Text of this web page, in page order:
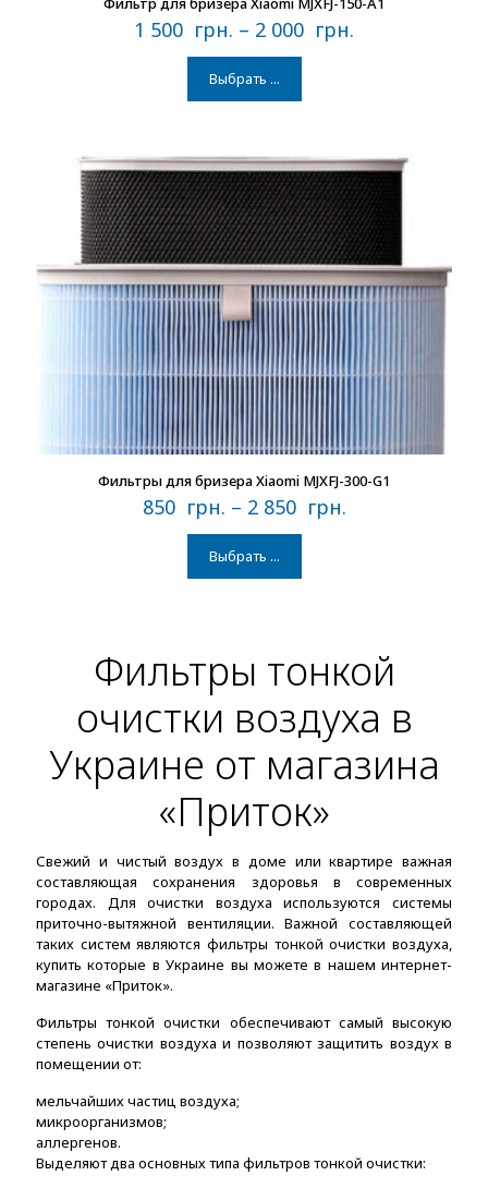
1 500 грн. – 2 000 грн.
Выбрать ...
В наличии
Фильтры для бризера Xiaomi MJXFJ-300-G1
850 грн. – 2 850 грн.
Выбрать ...
Фильтры тонкой
очистки воздуха в
Украине от магазина
«Приток»
Свежий и чистый воздух в доме или квартире важная
составляющая сохранения здоровья в современных
городах. Для очистки воздуха используются системы
приточно-вытяжной вентиляции. Важной составляющей
таких систем являются фильтры тонкой очистки воздуха,
купить которые в Украине вы можете в нашем интернет-
магазине «Приток».
Фильтры тонкой очистки обеспечивают самый высокую
степень очистки воздуха и позволяют защитить воздух в
помещении от:
мельчайших частиц воздуха;
микроорганизмов;
аллергенов.
Выделяют два основных типа фильтров тонкой очистки: